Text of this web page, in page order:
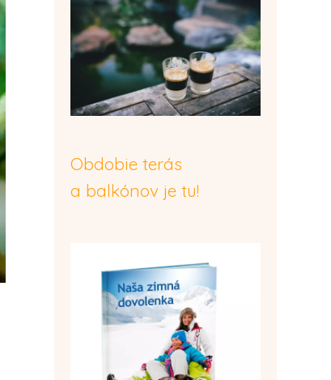
Obdobie terás
a balkónov je tu!